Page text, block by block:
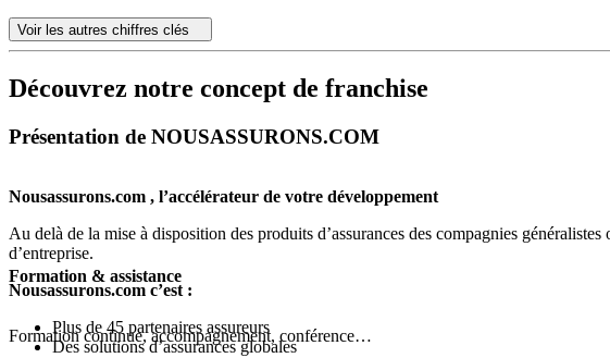
Voir les autres chiffres clés
Découvrez notre concept de franchise
Présentation de NOUSASSURONS.COM
Nousassurons.com , l’accélérateur de votre développement
Au delà de la mise à disposition des produits d’assurances des compagnies
d’entreprise.
Nousassurons.com c’est :
Plus de 45 partenaires assureurs
Des solutions d’assurances globales
Formation & assistance
Formation continue, accompagnement, conférence…